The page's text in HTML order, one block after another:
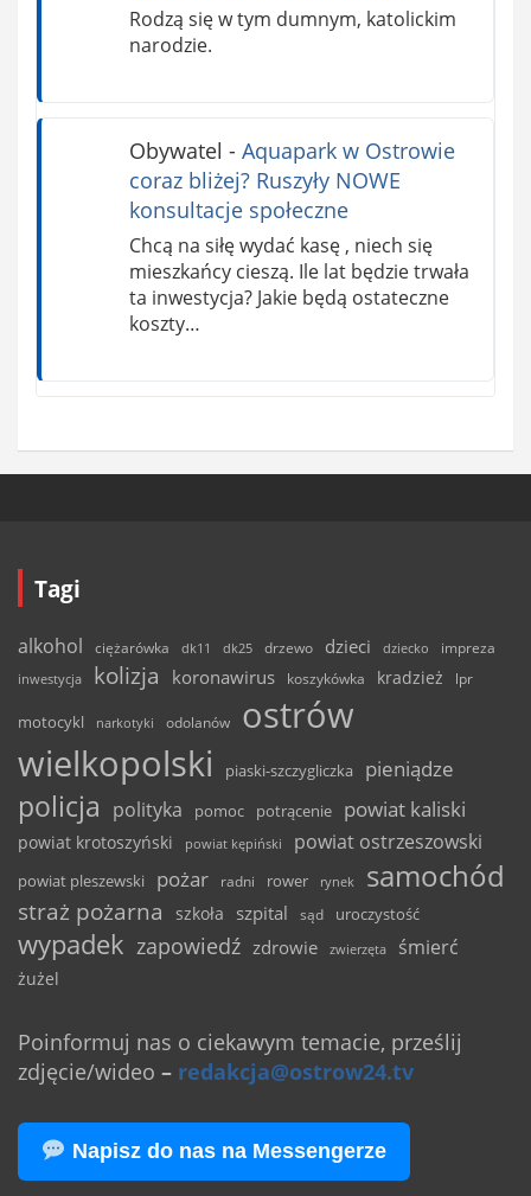
Rodzą się w tym dumnym, katolickim
narodzie.
Obywatel - Aquapark w Ostrowie
coraz bliżej? Ruszyły NOWE
konsultacje społeczne
Chcą na siłę wydać kasę , niech się
mieszkańcy cieszą. Ile lat będzie trwała
ta inwestycja? Jakie będą ostateczne
koszty…
Tagi
alkohol ciężarówka dk11 dk25 drzewo dzieci dziecko
impreza
inwestycja
kolizja koronawirus koszykówka kradzież lpr
motocykl narkotyki odolanów
ostrów
wielkopolski
piaski-szczygliczka pieniądze
policja polityka pomoc potrącenie powiat kaliski
powiat krotoszyński powiat kępiński powiat ostrzeszowski
powiat pleszewski pożar radni rower rynek samochód
straż pożarna szkoła szpital sąd uroczystość
wypadek zapowiedź zdrowie zwierzęta śmierć
żużel
Poinformuj nas o ciekawym temacie, prześlij
zdjęcie/wideo – redakcja@ostrow24.tv
Napisz do nas na Messengerze